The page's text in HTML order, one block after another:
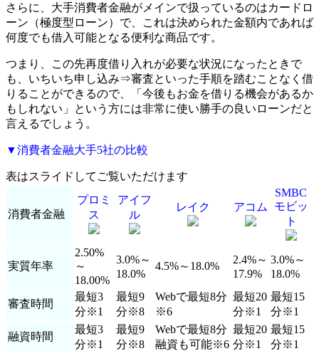
さらに、大手消費者金融がメインで扱っているのはカードロ
ーン（極度型ローン）で、これは決められた金額内であれば
何度でも借入可能となる便利な商品です。
つまり、この先再度借り入れが必要な状況になったときで
も、いちいち申し込み⇒審査といった手順を踏むことなく借
りることができるので、「今後もお金を借りる機会があるか
もしれない」という方には非常に使い勝手の良いローンだと
言えるでしょう。
▼消費者金融大手5社の比較
表はスライドしてご覧いただけます
消費者金融
プロミ
ス
アイフ
ル
レイク アコム
SMBC
モビッ
ト
実質年率
2.50%
～
18.00%
3.0%～
18.0%
4.5%～18.0%
2.4%～
17.9%
3.0%～
18.0%
審査時間
最短3
分※1
最短9
分※8
Webで最短8分
※6
最短20
分※1
最短15
分※1
融資時間
最短3
分※1
最短9
分※8
Webで最短8分
融資も可能※6
最短20
分※1
最短15
分※1